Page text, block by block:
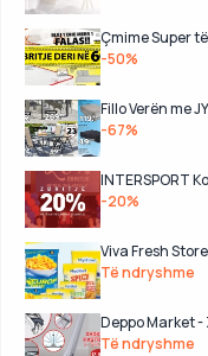
Çmime Super
-50%
Fillo Verën me
-67%
INTERSPORT
-20%
Viva Fresh
Të ndryshme
Deppo Market
Të ndryshme